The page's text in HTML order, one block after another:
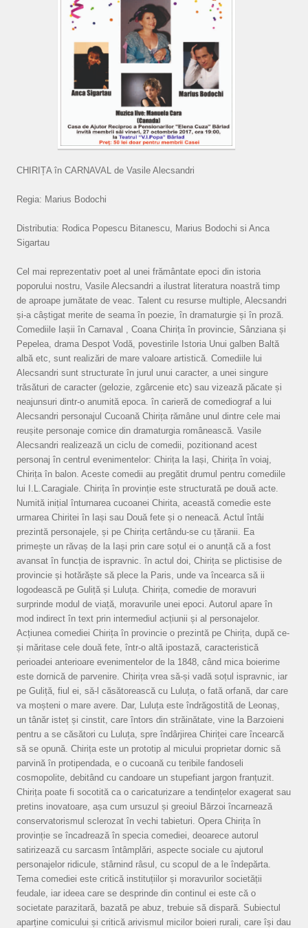
CHIRIȚA în CARNAVAL de Vasile Alecsandri
Regia: Marius Bodochi
Distributia: Rodica Popescu Bitanescu, Marius Bodochi si Anca
Sigartau
Cel mai reprezentativ poet al unei frământate epoci din istoria
poporului nostru, Vasile Alecsandri a ilustrat literatura noastră timp
de aproape jumătate de veac. Talent cu resurse multiple, Alecsandri
și-a câștigat merite de seama în poezie, în dramaturgie și în proză.
Comediile Iașii în Carnaval , Coana Chirița în provincie, Sânziana și
Pepelea, drama Despot Vodă, povestirile Istoria Unui galben Baltă
albă etc, sunt realizări de mare valoare artistică. Comediile lui
Alecsandri sunt structurate în jurul unui caracter, a unei singure
trăsături de caracter (gelozie, zgârcenie etc) sau vizează păcate și
neajunsuri dintr-o anumită epoca. în carieră de comediograf a lui
Alecsandri personajul Cucoană Chirița rămâne unul dintre cele mai
reușite personaje comice din dramaturgia românească. Vasile
Alecsandri realizează un ciclu de comedii, pozitionand acest
personaj în centrul evenimentelor: Chirița la Iași, Chirița în voiaj,
Chirița în balon. Aceste comedii au pregătit drumul pentru comediile
lui I.L.Caragiale. Chirița în provinție este structurată pe două acte.
Numită inițial înturnarea cucoanei Chirita, această comedie este
urmarea Chiritei în Iași sau Două fete și o neneacă. Actul întâi
prezintă personajele, și pe Chirița certându-se cu țăranii. Ea
primește un răvaș de la Iași prin care soțul ei o anunță că a fost
avansat în funcția de ispravnic. în actul doi, Chirița se plictisise de
provincie și hotărăște să plece la Paris, unde va încearca să ii
logodească pe Guliță și Luluța. Chirița, comedie de moravuri
surprinde modul de viață, moravurile unei epoci. Autorul apare în
mod indirect în text prin intermediul acțiunii și al personajelor.
Acțiunea comediei Chirița în provincie o prezintă pe Chirița, după ce-
și măritase cele două fete, într-o altă ipostază, caracteristică
perioadei anterioare evenimentelor de la 1848, când mica boierime
este dornică de parvenire. Chirița vrea să-și vadă soțul ispravnic, iar
pe Guliță, fiul ei, să-l căsătorească cu Luluța, o fată orfană, dar care
va moșteni o mare avere. Dar, Luluța este îndrăgostită de Leonaș,
un tânăr isteț și cinstit, care întors din străinătate, vine la Barzoieni
pentru a se căsători cu Luluța, spre îndârjirea Chiriței care încearcă
să se opună. Chirița este un prototip al micului proprietar dornic să
parvină în protipendada, e o cucoană cu teribile fandoseli
cosmopolite, debitând cu candoare un stupefiant jargon franțuzit.
Chirița poate fi socotită ca o caricaturizare a tendințelor exagerat sau
pretins inovatoare, așa cum ursuzul și greoiul Bărzoi încarnează
conservatorismul sclerozat în vechi tabieturi. Opera Chirița în
provinție se încadrează în specia comediei, deoarece autorul
satirizează cu sarcasm întâmplări, aspecte sociale cu ajutorul
personajelor ridicule, stârnind râsul, cu scopul de a le îndepărta.
Tema comediei este critică instituțiilor și moravurilor societății
feudale, iar ideea care se desprinde din continul ei este că o
societate parazitară, bazată pe abuz, trebuie să dispară. Subiectul
aparține comicului și critică arivismul micilor boieri rurali, care își dau